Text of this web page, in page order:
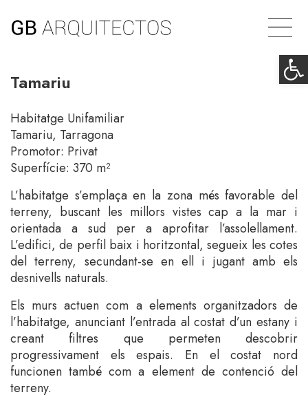
Tamariu
Habitatge Unifamiliar
Tamariu, Tarragona
Promotor: Privat
Superfície: 370 m²
L’habitatge s’emplaça en la zona més favorable del
terreny, buscant les millors vistes cap a la mar i
orientada a sud per a aprofitar l’assolellament.
L’edifici, de perfil baix i horitzontal, segueix les cotes
del terreny, secundant-se en ell i jugant amb els
desnivells naturals.
Els murs actuen com a elements organitzadors de
l’habitatge, anunciant l’entrada al costat d’un estany i
creant filtres que permeten descobrir
progressivament els espais. En el costat nord
funcionen també com a element de contenció del
terreny.